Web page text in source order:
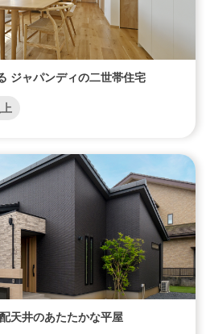
ジャパンディの二世帯住宅
天井のあたたかな平屋